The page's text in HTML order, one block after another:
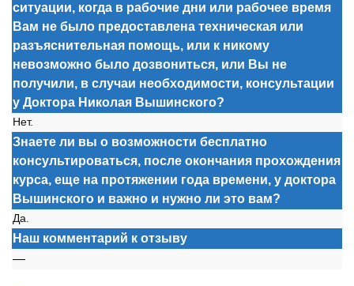
ситуации, когда в рабочие дни или рабочее время
Вам не было предоставлена техническая или
разъяснительная помощь, или к никому
невозможно было дозвониться, или Вы не
получили, в случаи необходимости, консультации
у Доктора Николая Вышинского?
Нет.
Знаете ли вы о возможности бесплатно
консультироваться, после окончания прохождения
курса, еще на протяжении года времени, у доктора
Вышинского и важно и нужно ли это вам?
Да.
Наш комментарий к отзыву
—